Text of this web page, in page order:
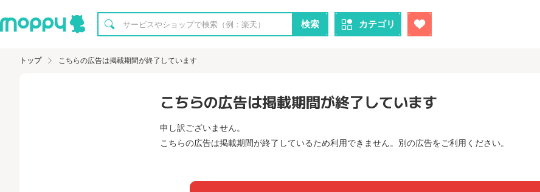
検索 カテゴリ
トップ こちらの広告は掲載期間が終了しています
こちらの広告は掲載期間が終了しています
申し訳ございません。
こちらの広告は掲載期間が終了しているため利用できません。別の広告をご利用ください。